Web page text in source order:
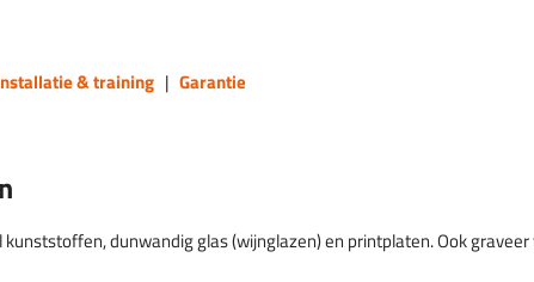
& training | Garantie
dunwandig glas (wijnglazen) en printplaten. Ook